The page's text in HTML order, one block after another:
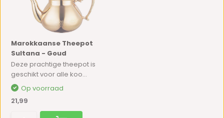
Marokkaanse Theepot
Sultana - Goud
Deze prachtige theepot is
geschikt voor alle koo...
Op voorraad
21,99